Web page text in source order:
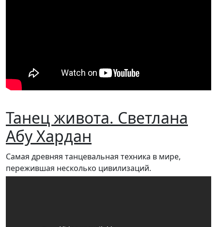
Танец живота. Светлана
Абу Хардан
Самая древняя танцевальная техника в мире,
пережившая несколько цивилизаций.